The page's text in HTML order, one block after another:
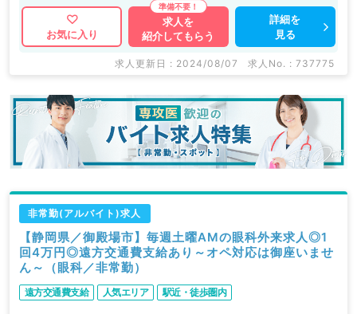
お気に入り
求人を
紹介してもらう
詳細を
見る
求人更新日 : 2024/08/07 求人No. : 737775
非常勤(アルバイト)求人
【静岡県／御殿場市】毎週土曜AMの眼科外来求人◎1
回4万円◎遠方交通費支給あり～オペ対応は御座いませ
ん～（眼科／非常勤）
遠方交通費支給 人気エリア 駅近・徒歩圏内